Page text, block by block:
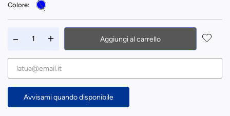
Colore:
Aggiungi al carrello
Avvisami quando disponibile